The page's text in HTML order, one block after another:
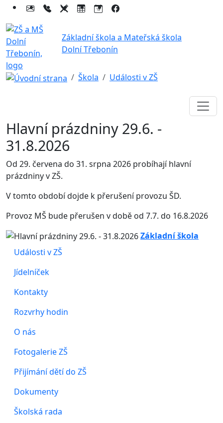
Základní škola a Mateřská škola
Dolní Třebonín
Škola Události v ZŠ
Hlavní prázdniny 29.6. -
31.8.2026
Od 29. červena do 31. srpna 2026 probíhají hlavní
prázdniny v ZŠ.
V tomto období dojde k přerušení provozu ŠD.
Provoz MŠ bude přerušen v době od 7.7. do 16.8.2026
Základní škola
Události v ZŠ
Jídelníček
Kontakty
Rozvrhy hodin
O nás
Fotogalerie ZŠ
Přijímání dětí do ZŠ
Dokumenty
Školská rada